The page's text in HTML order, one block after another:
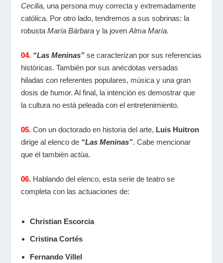
Cecilia, una persona muy correcta y extremadamente
católica. Por otro lado, tendremos a sus sobrinas: la
robustaMaría Bárbara y la jovenAlma María.
04. “Las Meninas” se caracterizan por sus referencias
históricas. También por sus anécdotas versadas
hiladas con referentes populares, música y una gran
dosis de humor. Al final, la intención es demostrar que
la cultura no está peleada con el entretenimiento.
05. Con un doctorado en historia del arte, Luis Huitron
dirige al elenco de “Las Meninas”. Cabe mencionar
que él también actúa.
06. Hablando del elenco, esta serie de teatro se
completa con las actuaciones de:
Christian Escorcia
Cristina Cortés
Fernando Villel